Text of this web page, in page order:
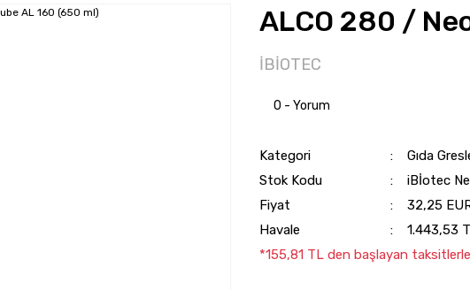
ALCO 280 /
İBİOTEC
0 - Yorum
Kategori
Gıda
Stok Kodu
iBİotec
Fiyat
32,25
Havale
1.443,53
*155,81 TL den başlayan